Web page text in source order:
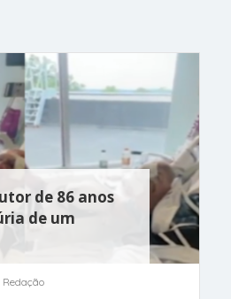
de 86 anos
de um
Redação